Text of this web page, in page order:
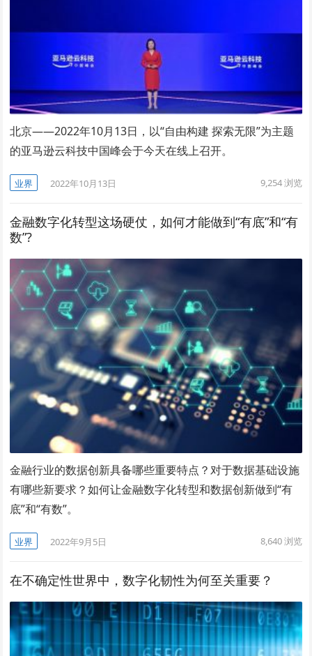
北京——2022年10月13日，以“自由构建 探索无限”为主题
的亚马逊云科技中国峰会于今天在线上召开。
业界 2022年10月13日 9,254浏览
金融数字化转型这场硬仗，如何才能做到“有底”和“有
数”?
金融行业的数据创新具备哪些重要特点？对于数据基础设施
有哪些新要求？如何让金融数字化转型和数据创新做到“有
底”和“有数”。
业界 2022年9月5日 8,640浏览
在不确定性世界中，数字化韧性为何至关重要？